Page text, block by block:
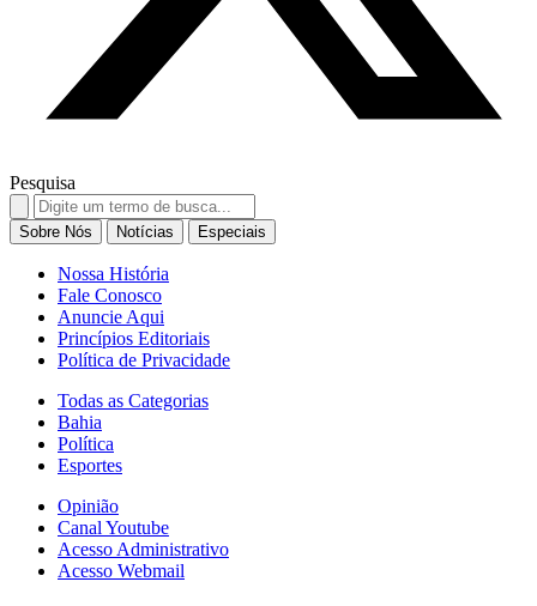
Pesquisa
Search
for:
Sobre Nós Notícias Especiais
Nossa História
Fale Conosco
Anuncie Aqui
Princípios Editoriais
Política de Privacidade
Todas as Categorias
Bahia
Política
Esportes
Opinião
Canal Youtube
Acesso Administrativo
Acesso Webmail